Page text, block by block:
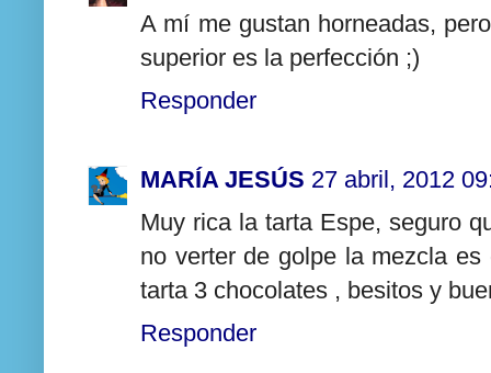
A mí me gustan horneadas,
superior es la perfección ;)
Responder
MARÍA JESÚS 27 abril, 2012
Muy rica la tarta Espe, seguro
no verter de golpe la mezcla
tarta 3 chocolates , besitos y
Responder